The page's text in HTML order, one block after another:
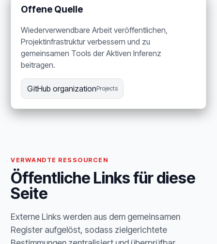
Offene Quelle
Wiederverwendbare Arbeit veröffentlichen,
Projektinfrastruktur verbessern und zu
gemeinsamen Tools der Aktiven Inferenz
beitragen.
GitHub organizationProjects
VERWANDTE RESSOURCEN
Öffentliche Links für diese
Seite
Externe Links werden aus dem gemeinsamen
Register aufgelöst, sodass zielgerichtete